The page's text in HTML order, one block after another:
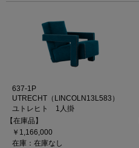
637-1P
UTRECHT（LINCOLN13L583）
ユトレヒト 1人掛
【在庫品】
￥1,166,000
在庫：在庫なし